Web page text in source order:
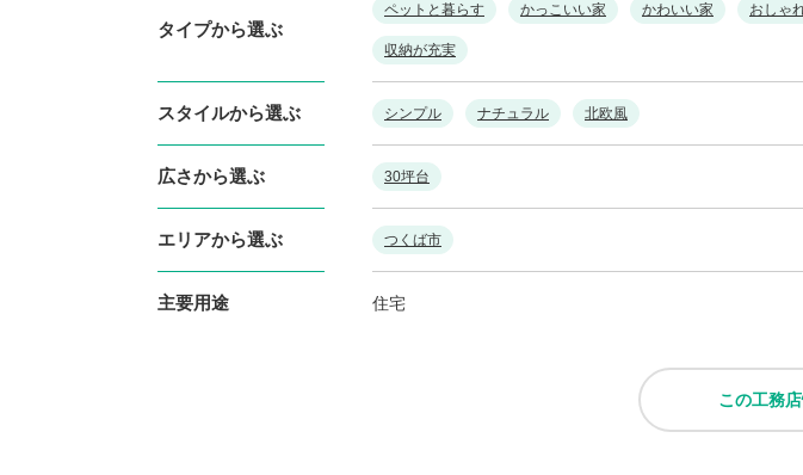
タイプから選ぶ
ペットと暮らす かっこいい家 かわいい家 おしゃ
収納が充実
スタイルから選ぶ シンプル ナチュラル 北欧風
広さから選ぶ 30坪台
エリアから選ぶ つくば市
主要用途 住宅
この工務